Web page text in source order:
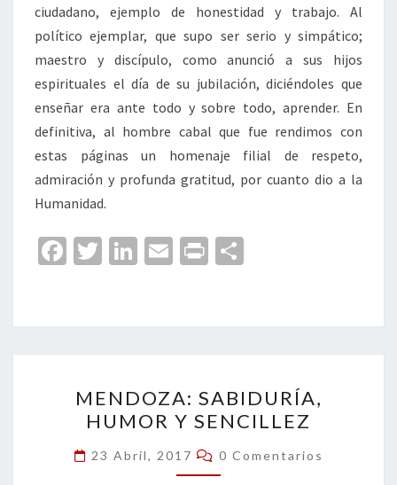
ciudadano, ejemplo de honestidad y trabajo. Al
político ejemplar, que supo ser serio y simpático;
maestro y discípulo, como anunció a sus hijos
espirituales el día de su jubilación, diciéndoles que
enseñar era ante todo y sobre todo, aprender. En
definitiva, al hombre cabal que fue rendimos con
estas páginas un homenaje filial de respeto,
admiración y profunda gratitud, por cuanto dio a la
Humanidad.
Fa
o
o
k
T
er
Li
dI
n
E
l
Pr
p
ar
tir
SABIDURÍA,
HUMOR
Y
SENCILLEZ
MENDOZA: SABIDURÍA,
HUMOR Y SENCILLEZ
23 Abril, 2017 Comentarios
0 Comentarios